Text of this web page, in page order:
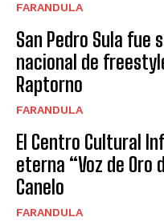
FARANDULA
San Pedro Sula fue
nacional de
Raptorno
FARANDULA
El Centro Cultural
eterna “Voz de Oro
Canelo
FARANDULA